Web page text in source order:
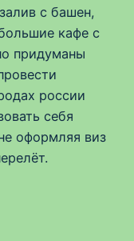
с башен,
кафе с
придуманы
россии
себя
оформляя виз